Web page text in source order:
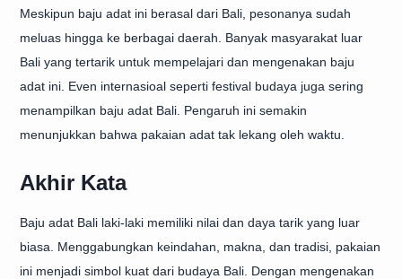
Meskipun baju adat ini berasal dari Bali, pesonanya sudah
meluas hingga ke berbagai daerah. Banyak masyarakat luar
Bali yang tertarik untuk mempelajari dan mengenakan baju
adat ini. Even internasioal seperti festival budaya juga sering
menampilkan baju adat Bali. Pengaruh ini semakin
menunjukkan bahwa pakaian adat tak lekang oleh waktu.
Akhir Kata
Baju adat Bali laki-laki memiliki nilai dan daya tarik yang luar
biasa. Menggabungkan keindahan, makna, dan tradisi, pakaian
ini menjadi simbol kuat dari budaya Bali. Dengan mengenakan